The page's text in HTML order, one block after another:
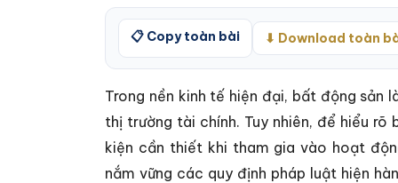
📋 Copy toàn bài ⬇ Download toàn
Trong nền kinh tế hiện đại, bất động sản
thị trường tài chính. Tuy nhiên, để hiểu
kiện cần thiết khi tham gia vào hoạt
nắm vững các quy định pháp luật hiện